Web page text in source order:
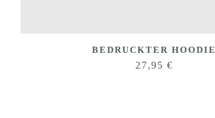
BEDRUCKTER HOODIE
27,95 €